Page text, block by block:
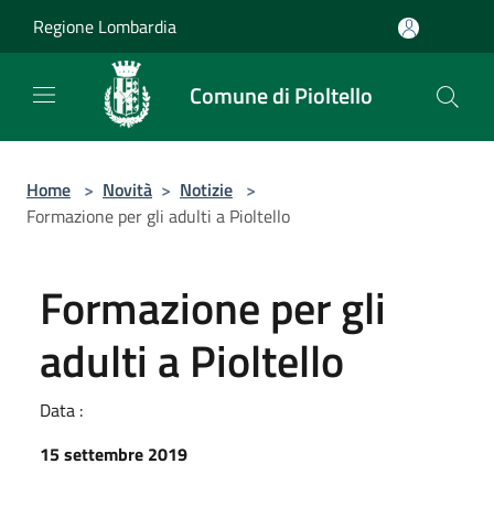
Regione Lombardia
Comune di Pioltello
Home > Novità > Notizie >
Formazione per gli adulti a Pioltello
Formazione per gli
adulti a Pioltello
Data :
15 settembre 2019